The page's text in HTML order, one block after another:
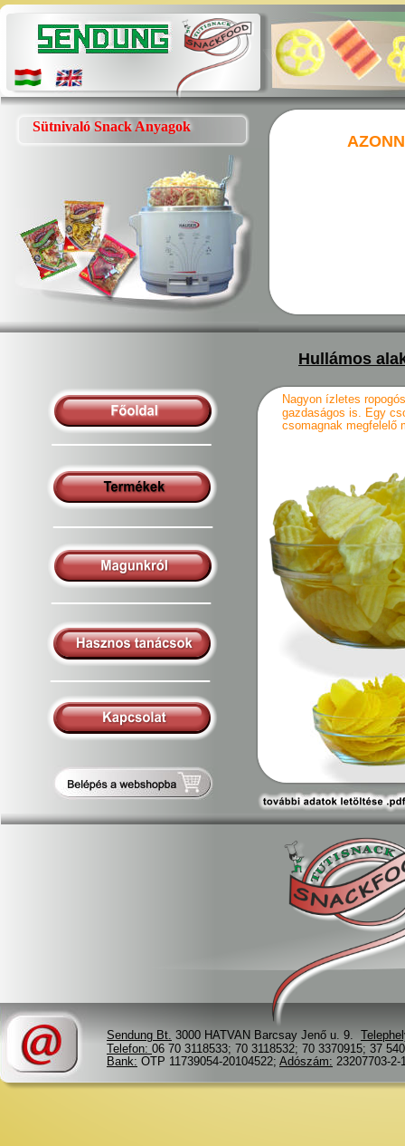
Sütnivaló Snack Anyagok
Sendung Bt. 3000 HATVAN Barcsay Jenő u. 9.
Telefon: 06 70 3118533; 70 3118532; 70 3370915; 37
Bank: OTP 11739054-20104522; Adószám: 23207703-
Hullámos
Nagyon ízletes
gazdaságos is. Egy
csomagnak megfelelő